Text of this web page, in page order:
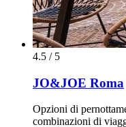
4.5 / 5
JO&JOE Roma
Opzioni di
combinazioni di